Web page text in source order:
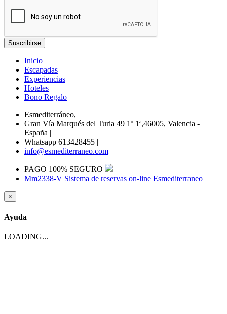
Inicio
Escapadas
Experiencias
Hoteles
Bono Regalo
Esmediterráneo, |
Gran Vía Marqués del Turia 49 1º 1ª,46005, Valencia -
España |
Whatsapp 613428455 |
info@esmediterraneo.com
PAGO 100% SEGURO
|
Mm2338-V Sistema de reservas on-line Esmediterraneo
×
Ayuda
LOADING...